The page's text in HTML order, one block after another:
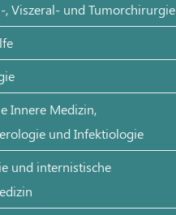
, Viszeral- und Tumorchirurgie
Innere Medizin,
und Infektiologie
und internistische